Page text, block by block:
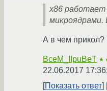
x86
микроядрами.
А в чем прикол?
BceM_IIpuBeT
22.06.2017
Показать ответ